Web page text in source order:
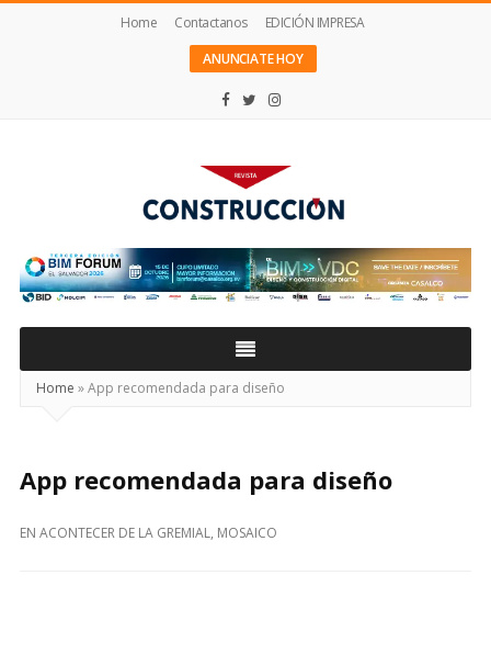
Home Contactanos
EDICIÓN IMPRESA
ANUNCIATE HOY
Construcción
Home »App recomendada para diseño
App recomendada para diseño
EN ACONTECER DE LA GREMIAL, MOSAICO